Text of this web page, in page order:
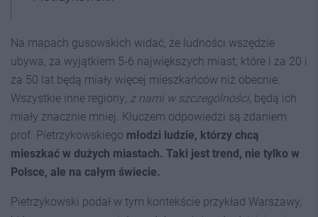
Na mapach gusowskich widać, że ludności wszędzie
ubywa, za wyjątkiem 5-6 największych miast, które i za 20 i
za 50 lat będą miały więcej mieszkańców niż obecnie.
Wszystkie inne regiony, z nami w szczególności, będą ich
miały znacznie mniej. Kluczem odpowiedzi są zdaniem
prof. Pietrzykowskiego młodzi ludzie, którzy chcą
mieszkać w dużych miastach. Taki jest trend, nie tylko w
Polsce, ale na całym świecie.
Pietrzykowski podał w tym kontekście przykład Warszawy,